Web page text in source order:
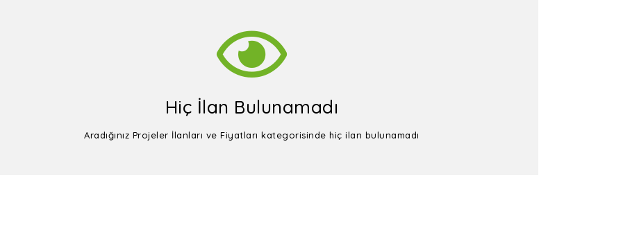
Hiç İlan Bulunamadı
Aradığınız Projeler İlanları ve Fiyatları kategorisinde hiç ilan bulunamadı